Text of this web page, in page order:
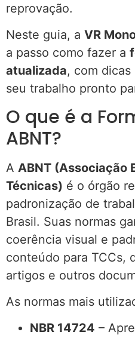
reprovação.
Neste guia, a VR
a passo como fazer a
atualizada, com
seu trabalho pronto
O que é a
ABNT?
A ABNT (Associação
Técnicas) é o órgão
padronização de
Brasil. Suas normas
coerência visual e
conteúdo para TCCs,
artigos e outros
As normas mais
NBR 14724 –